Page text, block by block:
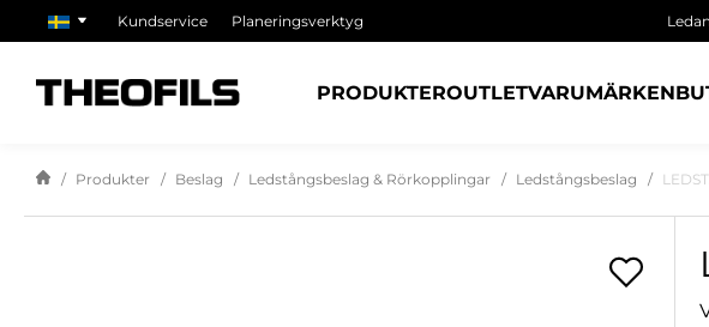
Kundservice Planeringsverktyg
PRODUKTEROUTLETVARUMÄRKEN
Produkter Beslag Ledstångsbeslag & Rörkopplingar Ledstångsbeslag